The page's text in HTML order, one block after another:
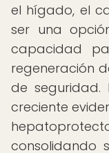
el hígado, el
ser una
capacidad
regeneración
de seguridad.
creciente
consolidando